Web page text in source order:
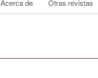
Acerca de Otras revistas